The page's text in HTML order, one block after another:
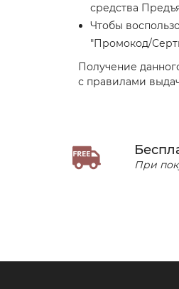
средства
Чтобы
"Промокод/
Получение
с правилами
При